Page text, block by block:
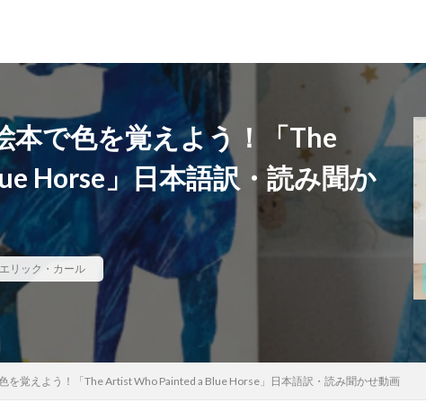
本で色を覚えよう！「The
Horse」日本語訳・読み聞か
エリック・カール
を覚えよう！「The Artist Who Painted a Blue Horse」日本語訳・読み聞かせ動画